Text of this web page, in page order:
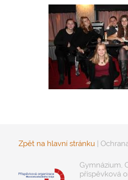
Zpět na hlavní stránku |
Gymnázium,
příspěvková